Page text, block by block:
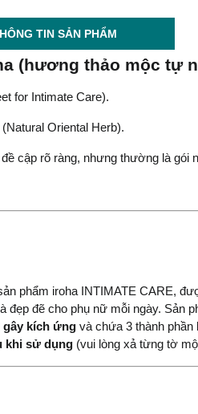
TIN SẢN PHẨM
(hương thảo mộc tự
for Intimate Care).
Oriental Herb).
cập rõ ràng, nhưng thường là gói
phẩm iroha INTIMATE CARE,
đẹp đẽ cho phụ nữ mỗi ngày.
gây kích ứng và chứa 3 thành phần
khi sử dụng (vui lòng xả từng tờ